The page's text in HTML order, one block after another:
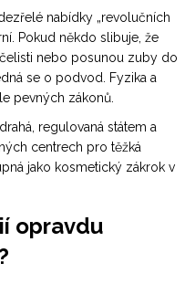
nabídky „revolučních
Pokud někdo slibuje, že
nebo posunou zuby do
se o podvod. Fyzika a
pevných zákonů.
regulovaná státem a
centrech pro těžká
jako kosmetický zákrok v
opravdu